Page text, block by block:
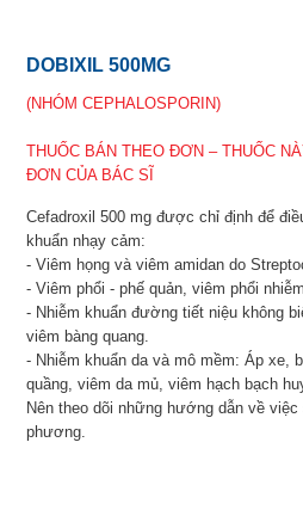
DOBIXIL 500MG
(NHÓM CEPHALOSPORIN)
THUỐC BÁN THEO ĐƠN – THUỐC
ĐƠN CỦA BÁC SĨ
Cefadroxil 500 mg được chỉ định để
khuẩn nhạy cảm:
- Viêm họng và viêm amidan do
- Viêm phổi - phế quản, viêm phổi
- Nhiễm khuẩn đường tiết niệu không
viêm bàng quang.
- Nhiễm khuẩn da và mô mềm: Áp xe,
quầng, viêm da mủ, viêm hạch bạch
Nên theo dõi những hướng dẫn về
phương.